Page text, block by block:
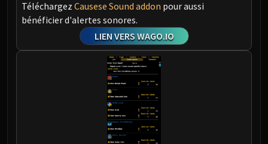
Téléchargez Causese Sound addon pour aussi
bénéficier d'alertes sonores.
LIEN VERS WAGO.IO